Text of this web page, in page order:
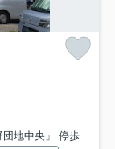
中央」 停歩11分